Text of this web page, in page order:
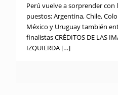
Perú vuelve a sorprender con
puestos; Argentina, Chile,
México y Uruguay también
finalistas CRÉDITOS DE LAS
IZQUIERDA[…]